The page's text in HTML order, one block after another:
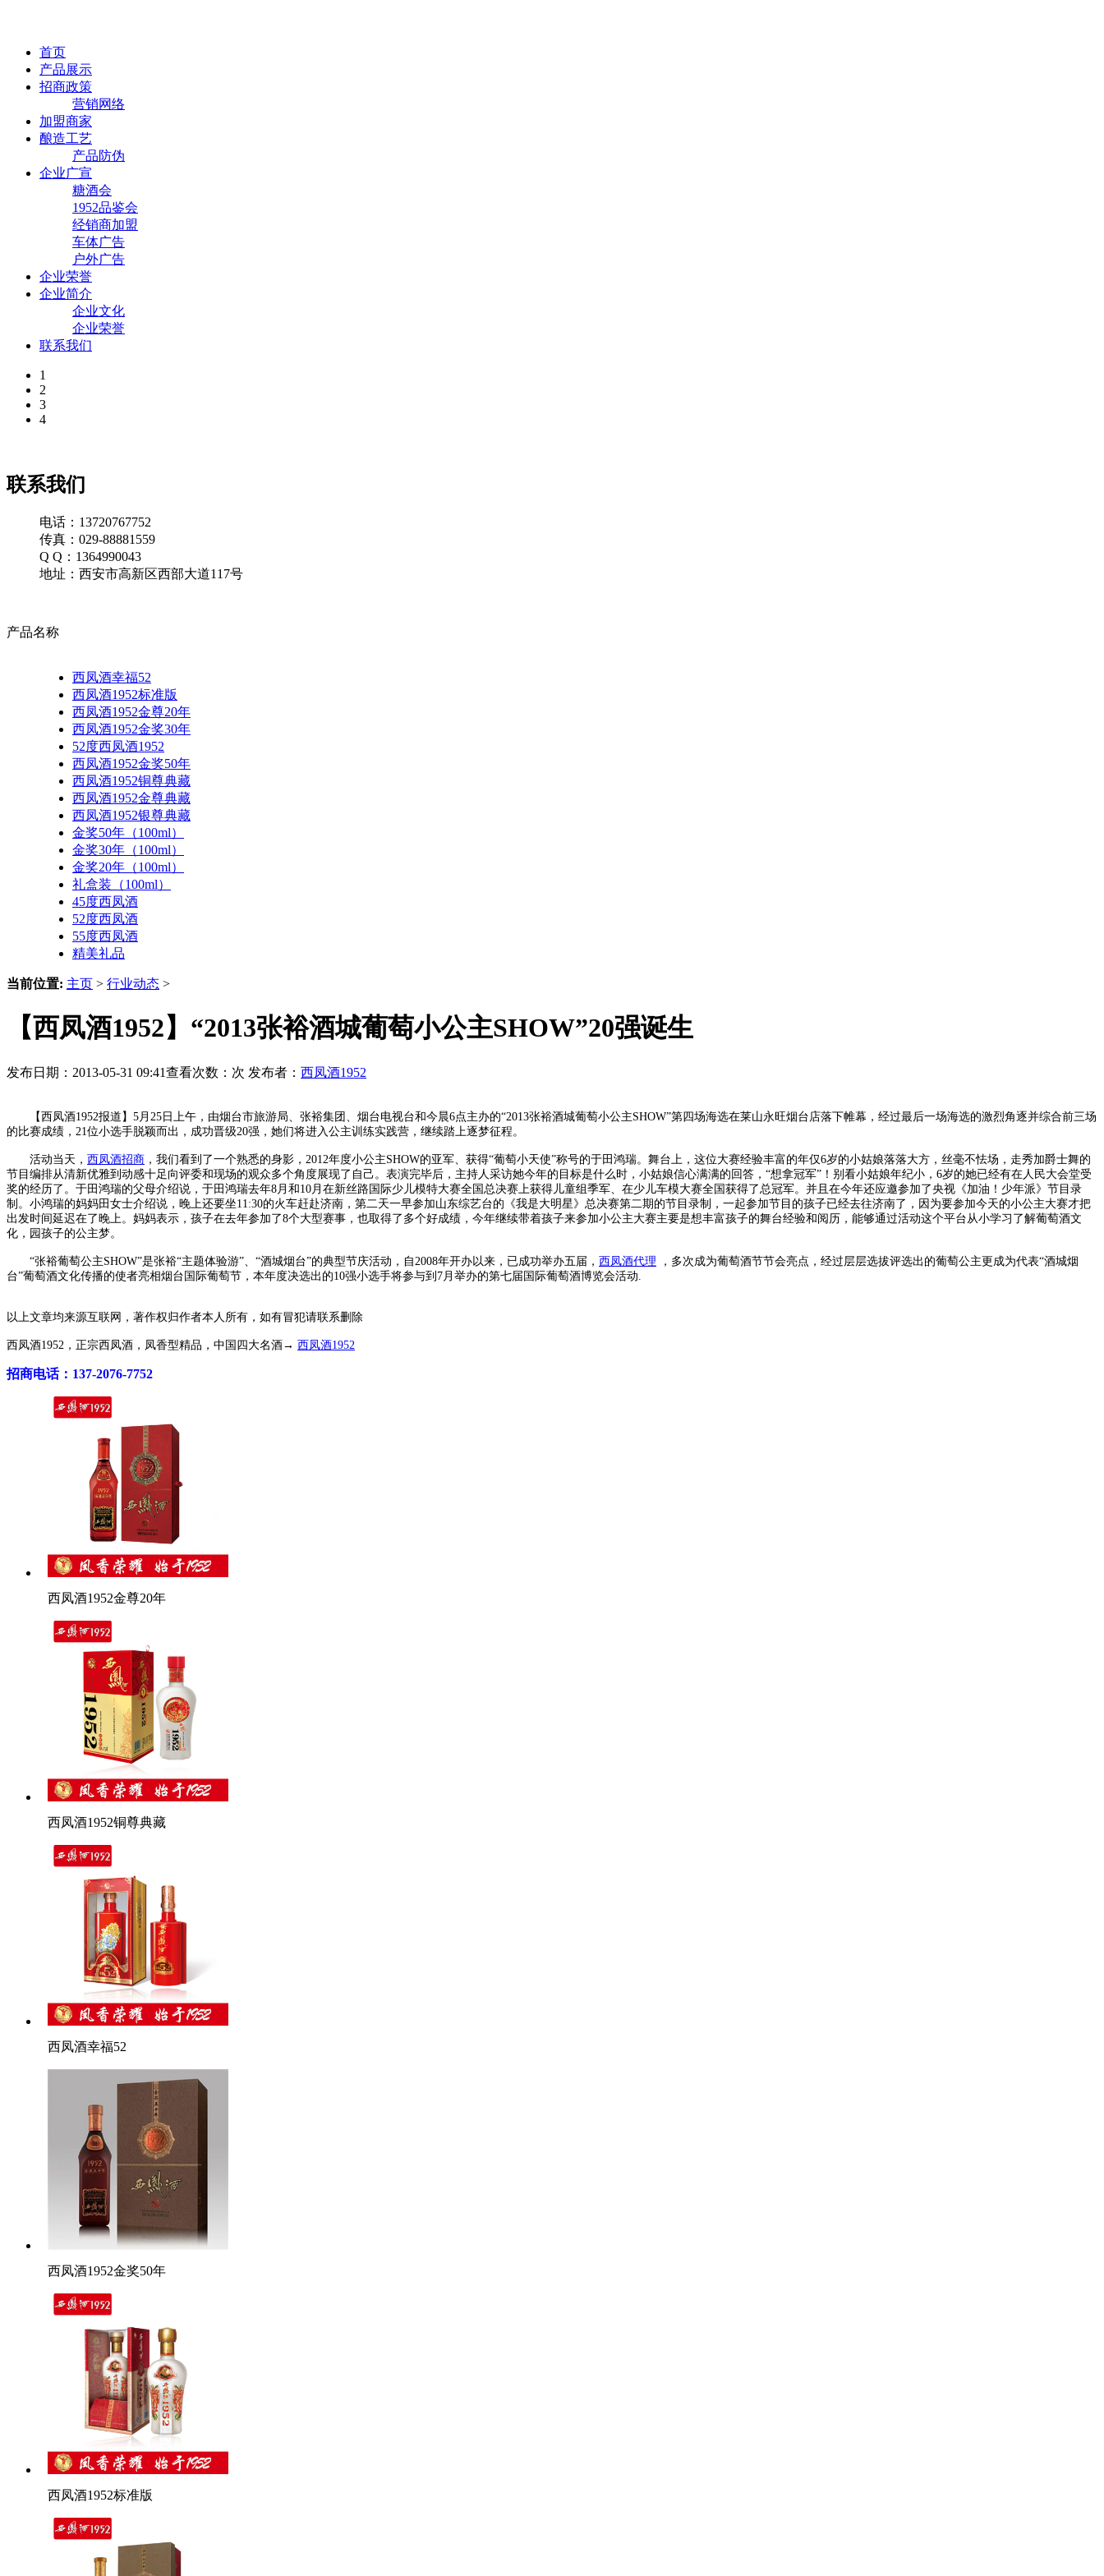
首页
产品展示
招商政策
营销网络
加盟商家
酿造工艺
产品防伪
企业广宣
糖酒会
1952品鉴会
经销商加盟
车体广告
户外广告
企业荣誉
企业简介
企业文化
企业荣誉
联系我们
1
2
3
4
联系我们
电话：13720767752
传真：029-88881559
Q Q：1364990043
地址：西安市高新区西部大道117号
产品名称
西凤酒幸福52
西凤酒1952标准版
西凤酒1952金尊20年
西凤酒1952金奖30年
52度西凤酒1952
西凤酒1952金奖50年
西凤酒1952铜尊典藏
西凤酒1952金尊典藏
西凤酒1952银尊典藏
金奖50年（100ml）
金奖30年（100ml）
金奖20年（100ml）
礼盒装（100ml）
45度西凤酒
52度西凤酒
55度西凤酒
精美礼品
当前位置: 主页 > 行业动态 >
【西凤酒1952】“2013张裕酒城葡萄小公主SHOW”20强诞生
发布日期：2013-05-31 09:41查看次数： 次 发布者： 西凤酒1952
【西凤酒1952报道】5月25日上午，由烟台市旅游局、张裕集团、烟台电视台和今晨6点主办的“2013张裕酒城葡萄小公主SHOW”第四场海选在莱山永旺烟台店落下帷幕，经过最后一场海选的激烈角逐并综合前三场
的比赛成绩，21位小选手脱颖而出，成功晋级20强，她们将进入公主训练实践营，继续踏上逐梦征程。
活动当天， 西凤酒招商 ，我们看到了一个熟悉的身影，2012年度小公主SHOW的亚军、获得“葡萄小天使”称号的于田鸿瑞。舞台上，这位大赛经验丰富的年仅6岁的小姑娘落落大方，丝毫不怯场，走秀加爵士舞的
节目编排从清新优雅到动感十足向评委和现场的观众多个角度展现了自己。表演完毕后，主持人采访她今年的目标是什么时，小姑娘信心满满的回答，“想拿冠军”！别看小姑娘年纪小，6岁的她已经有在人民大会堂受
奖的经历了。于田鸿瑞的父母介绍说，于田鸿瑞去年8月和10月在新丝路国际少儿模特大赛全国总决赛上获得儿童组季军、在少儿车模大赛全国获得了总冠军。并且在今年还应邀参加了央视《加油！少年派》节目录
制。小鸿瑞的妈妈田女士介绍说，晚上还要坐11:30的火车赶赴济南，第二天一早参加山东综艺台的《我是大明星》总决赛第二期的节目录制，一起参加节目的孩子已经去往济南了，因为要参加今天的小公主大赛才把
出发时间延迟在了晚上。妈妈表示，孩子在去年参加了8个大型赛事，也取得了多个好成绩，今年继续带着孩子来参加小公主大赛主要是想丰富孩子的舞台经验和阅历，能够通过活动这个平台从小学习了解葡萄酒文
化，园孩子的公主梦。
“张裕葡萄公主SHOW”是张裕“主题体验游”、“酒城烟台”的典型节庆活动，自2008年开办以来，已成功举办五届， 西凤酒代理 ，多次成为葡萄酒节节会亮点，经过层层选拔评选出的葡萄公主更成为代表“酒城烟
台”葡萄酒文化传播的使者亮相烟台国际葡萄节，本年度决选出的10强小选手将参与到7月举办的第七届国际葡萄酒博览会活动.
以上文章均来源互联网，著作权归作者本人所有，如有冒犯请联系删除
西凤酒1952，正宗西凤酒，凤香型精品，中国四大名酒→ 西凤酒1952
招商电话：137-2076-7752
西凤酒1952金尊20年
西凤酒1952铜尊典藏
西凤酒幸福52
西凤酒1952金奖50年
西凤酒1952标准版